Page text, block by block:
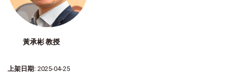
黃承彬 教授
上架日期: 2025-04-25